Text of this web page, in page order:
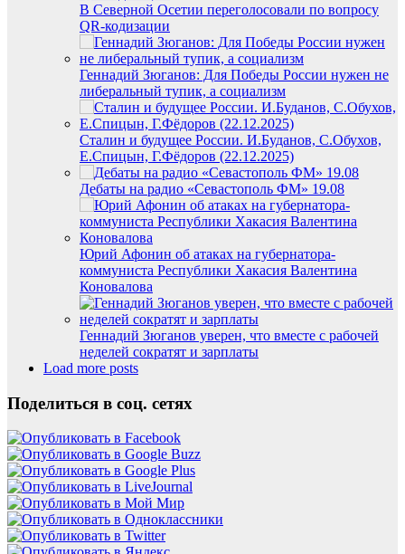
В Северной Осетии переголосовали по вопросу
QR-кодизации
Геннадий Зюганов: Для Победы России нужен не
либеральный тупик, а социализм
Сталин и будущее России. И.Буданов, С.Обухов,
Е.Спицын, Г.Фёдоров (22.12.2025)
Дебаты на радио «Севастополь ФМ» 19.08
Юрий Афонин об атаках на губернатора-
коммуниста Республики Хакасия Валентина
Коновалова
Геннадий Зюганов уверен, что вместе с рабочей
неделей сократят и зарплаты
Load more posts
Поделиться в соц. сетях